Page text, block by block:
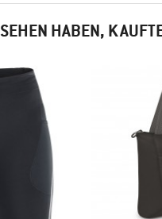
HABEN,